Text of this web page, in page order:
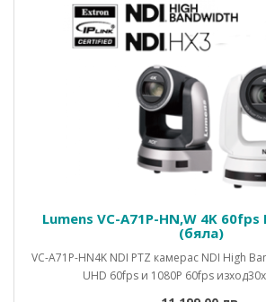
Lumens VC-A71P-HN,W 4K 60fps
(бяла)
VC-A71P-HN4K NDI PTZ камерас NDI High
UHD 60fps и 1080P 60fps